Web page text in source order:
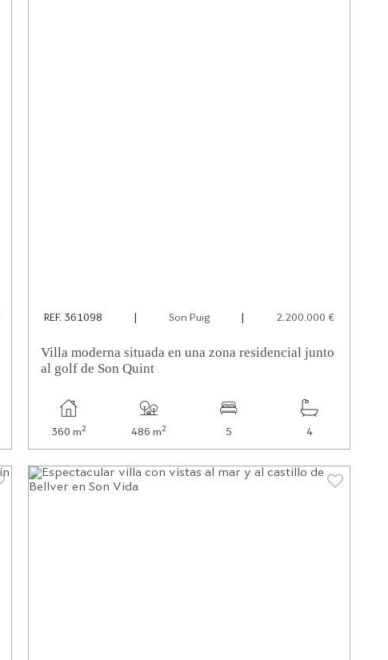
REF. 361098 Son Puig 2.200.000 €
Villa moderna situada en una zona residencial junto
al golf de Son Quint
360 m2 486 m2 5 4